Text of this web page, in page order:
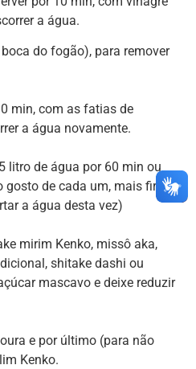
a água.
do fogão), para remover
min, com as fatias de
a água novamente.
litro de água por 60 min ou
gosto de cada um, mais firme
a água desta vez)
mirim Kenko, missô aka,
shitake dashi ou
mascavo e deixe reduzir
e por último (para não
Kenko.